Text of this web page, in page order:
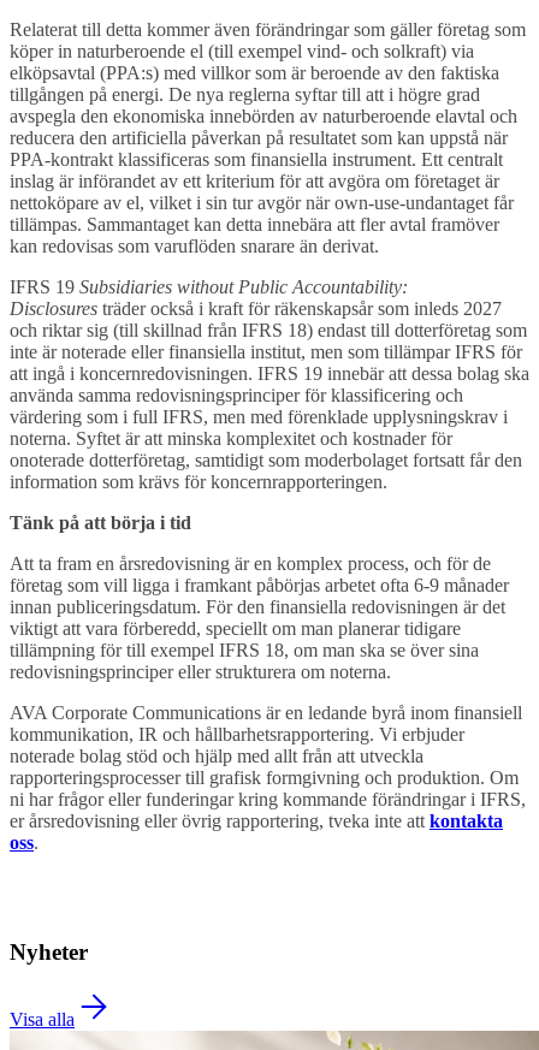
Relaterat till detta kommer även förändringar som gäller företag som
köper in naturberoende el (till exempel vind- och solkraft) via
elköpsavtal (PPA:s) med villkor som är beroende av den faktiska
tillgången på energi. De nya reglerna syftar till att i högre grad
avspegla den ekonomiska innebörden av naturberoende elavtal och
reducera den artificiella påverkan på resultatet som kan uppstå när
PPA-kontrakt klassificeras som finansiella instrument. Ett centralt
inslag är införandet av ett kriterium för att avgöra om företaget är
nettoköpare av el, vilket i sin tur avgör när own-use-undantaget får
tillämpas. Sammantaget kan detta innebära att fler avtal framöver
kan redovisas som varuflöden snarare än derivat.
IFRS 19 Subsidiaries without Public Accountability:
Disclosures träder också i kraft för räkenskapsår som inleds 2027
och riktar sig (till skillnad från IFRS 18) endast till dotterföretag som
inte är noterade eller finansiella institut, men som tillämpar IFRS för
att ingå i koncernredovisningen. IFRS 19 innebär att dessa bolag ska
använda samma redovisningsprinciper för klassificering och
värdering som i full IFRS, men med förenklade upplysningskrav i
noterna. Syftet är att minska komplexitet och kostnader för
onoterade dotterföretag, samtidigt som moderbolaget fortsatt får den
information som krävs för koncernrapporteringen.
Tänk på att börja i tid
Att ta fram en årsredovisning är en komplex process, och för de
företag som vill ligga i framkant påbörjas arbetet ofta 6-9 månader
innan publiceringsdatum. För den finansiella redovisningen är det
viktigt att vara förberedd, speciellt om man planerar tidigare
tillämpning för till exempel IFRS 18, om man ska se över sina
redovisningsprinciper eller strukturera om noterna.
AVA Corporate Communications är en ledande byrå inom finansiell
kommunikation, IR och hållbarhetsrapportering. Vi erbjuder
noterade bolag stöd och hjälp med allt från att utveckla
rapporteringsprocesser till grafisk formgivning och produktion. Om
ni har frågor eller funderingar kring kommande förändringar i IFRS,
er årsredovisning eller övrig rapportering, tveka inte att kontakta
oss.
Nyheter
Visa alla